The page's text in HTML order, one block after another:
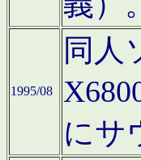
1995/08
同人
にサ